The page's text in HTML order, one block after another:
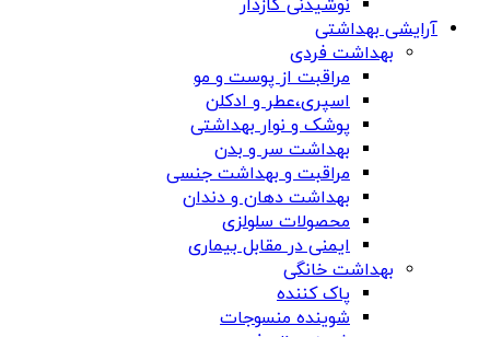
نوشیدنی گازدار
آرایشی بهداشتی
بهداشت فردی
مراقبت از پوست و مو
اسپری،عطر و ادکلن
پوشک و نوار بهداشتی
بهداشت سر و بدن
مراقبت و بهداشت جنسی
بهداشت دهان و دندان
محصولات سلولزی
ایمنی در مقابل بیماری
بهداشت خانگی
پاک کننده
شوینده منسوجات